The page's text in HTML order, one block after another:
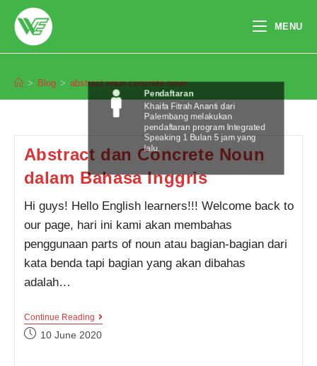
content
MENU
> Blog > abstract noun concrete noun
Abstract dan Concrete Noun
dalam Bahasa Inggris
Hi guys! Hello English learners!!! Welcome back to
our page, hari ini kami akan membahas
penggunaan parts of noun atau bagian-bagian dari
kata benda tapi bagian yang akan dibahas
adalah…
Continue ReadingAbstract
Concrete
Post10 June 2020
Pendaftaran
Khaifa Fitrah Ananti dari
Palembang melakukan
pendaftaran program Integrated
Speaking 1 Bulan 5 jam yang
lalu.